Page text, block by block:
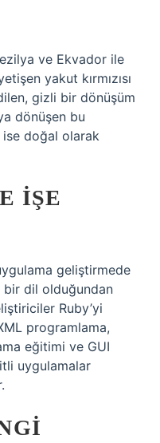
ve Ekvador ile
yakut kırmızısı
gizli bir dönüşüm
dönüşen bu
doğal olarak
IŞE
geliştirmede
bir dil olduğundan
Ruby’yi
programlama,
eğitimi ve GUI
uygulamalar